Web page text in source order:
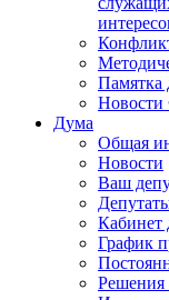
Памятка
Новости
Дума
Общая
Новости
Ваш
Кабинет
График
Решения